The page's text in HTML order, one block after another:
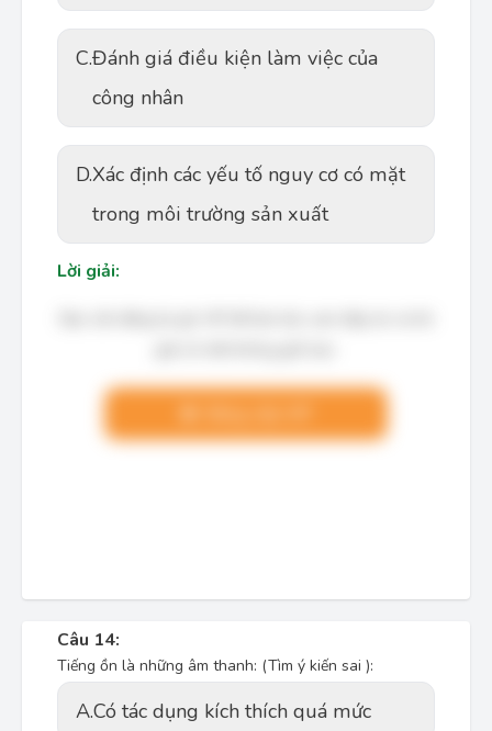
C.Đánh giá điều kiện làm việc của
công nhân
D.Xác định các yếu tố nguy cơ có mặt
trong môi trường sản xuất
Lời giải:
Câu 14:
Tiếng ồn là những âm thanh: (Tìm ý kiến sai ):
A.Có tác dụng kích thích quá mức